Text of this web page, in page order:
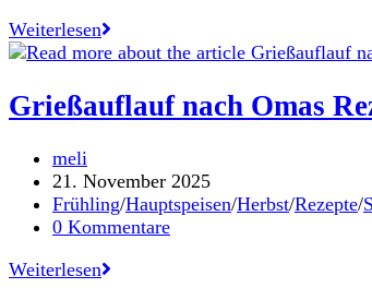
WeiterlesenNordischer
Nusskranz
es
wird
Grießauflauf nach Omas
Beitrags-
Autor:
meli
Beitrag
veröffentlicht:
21. November 2025
Beitrags-
Kategorie:
Frühling/Hauptspeisen/Herbst/Rezepte/
Beitrags-
0 Kommentare
WeiterlesenGrießauflauf